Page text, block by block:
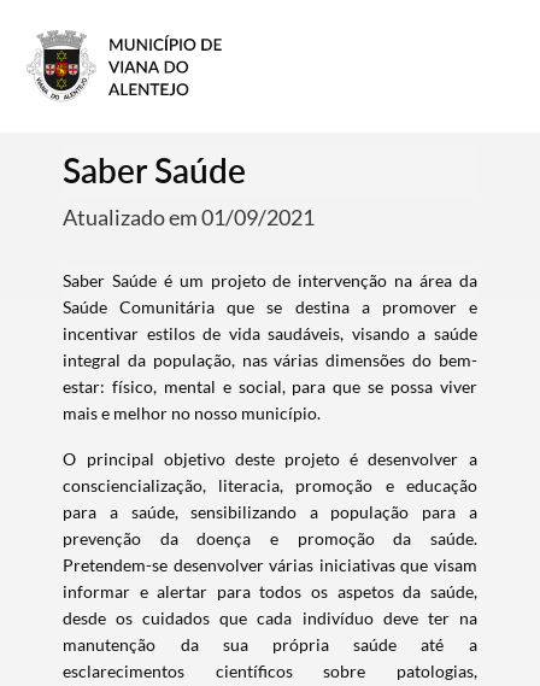
Saber Saúde
Atualizado em 01/09/2021
Saber Saúde é um projeto de intervenção na área da
Saúde Comunitária que se destina a promover e
incentivar estilos de vida saudáveis, visando a saúde
integral da população, nas várias dimensões do bem-
estar: físico, mental e social, para que se possa viver
mais e melhor no nosso município.
O principal objetivo deste projeto é desenvolver a
consciencialização, literacia, promoção e educação
para a saúde, sensibilizando a população para a
prevenção da doença e promoção da saúde.
Pretendem-se desenvolver várias iniciativas que visam
informar e alertar para todos os aspetos da saúde,
desde os cuidados que cada indivíduo deve ter na
manutenção da sua própria saúde até a
esclarecimentos científicos sobre patologias,